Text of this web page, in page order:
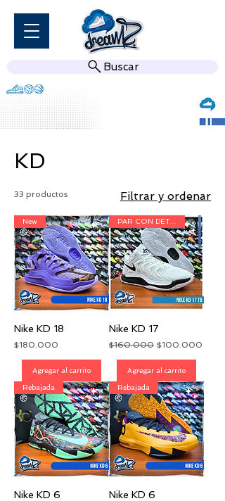
Buscar
KD
33 productos Filtrar y ordenar
New
Nike KD 18
Precio
$180.000
Agregar al carrito
Nike KD 17
Precio
$160.000 Precio de oferta
$100.000
Agregar al carrito
Rebajada
Nike KD 6
Rebajada
Nike KD 6